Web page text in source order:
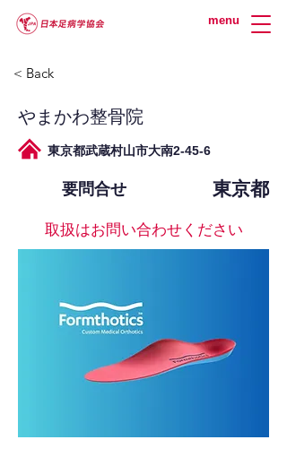
menu
< Back
やまかわ整骨院
東京都武蔵村山市大南2-45-6
要問合せ 東京都
取扱はお問い合わせください